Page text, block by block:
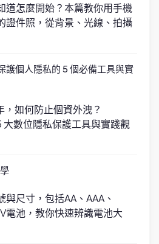
道怎麼開始？本篇教你用手機
證件照，從背景、光線、拍攝
護個人隱私的 5 個必備工具與實
如何防止個資外洩？
數位隱私保護工具與實踐觀
尺寸，包括AA、AAA、
池，教你快速辨識電池大